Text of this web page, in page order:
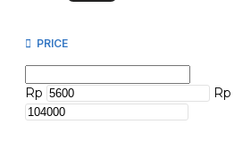
PRICE
Rp Rp